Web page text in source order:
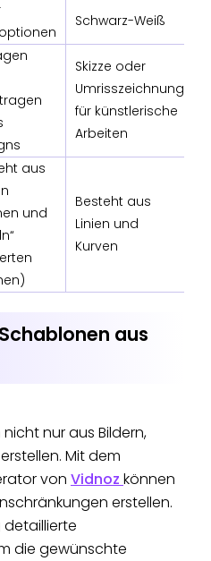
Schwarz-Weiß
Skizze oder
Umrisszeichnung
für künstlerische
Arbeiten
aus
und
Besteht aus
Linien und
Kurven
aus
nur aus Bildern,
Mit dem
von Vidnoz können
erstellen.
detaillierte
die gewünschte